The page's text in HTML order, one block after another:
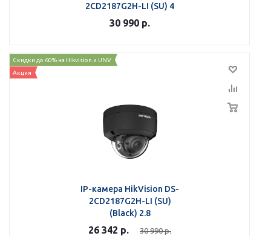
2CD2187G2H-LI (SU) 4
30 990 р.
Скидки до 60% на Hikvision и UNV
Акция
IP-камера HikVision DS-
2CD2187G2H-LI (SU)
(Black) 2.8
26 342 р. 30 990р.